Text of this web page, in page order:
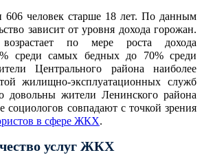
606 человек старше 18 лет. По данным
зависит от уровня дохода горожан.
возрастает по мере роста дохода
среди самых бедных до 70% среди
Центрального района наиболее
жилищно-эксплуатационных служб
довольны жители Ленинского района
социологов совпадают с точкой зрения
в сфере ЖКХ.
услуг ЖКХ